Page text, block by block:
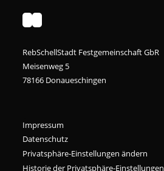
RebSchellStadt Festgemeinschaft GbR
Meisenweg 5
78166 Donaueschingen
Impressum
Datenschutz
Privatsphäre-Einstellungen ändern
Historie der Privatsphäre-Einstellungen